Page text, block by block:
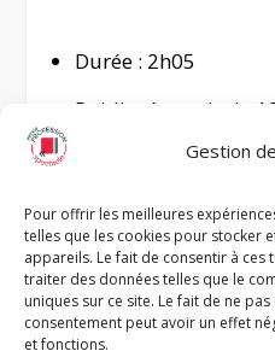
Gestion
Pour offrir les meilleures
telles que les cookies pour stocker
appareils. Le fait de consentir à
traiter des données telles que le
uniques sur ce site. Le fait de ne
consentement peut avoir un effet
et fonctions.
Durée : 2h05
Public : à partir de 12
la Comédie-
OÙ VOIR LE
Tournée :